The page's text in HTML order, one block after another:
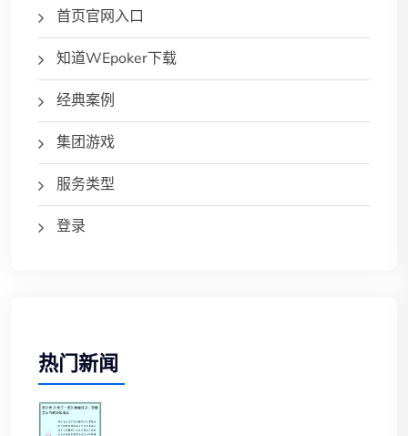
首页官网入口
知道WEpoker下载
经典案例
集团游戏
服务类型
登录
热门新闻